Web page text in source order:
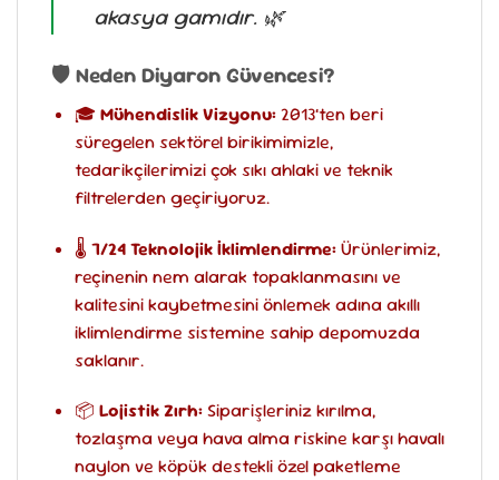
akasya gamıdır. 🌿
🛡️ Neden Diyaron Güvencesi?
🎓Mühendislik Vizyonu:2013’ten beri
süregelen sektörel birikimimizle,
tedarikçilerimizi çok sıkı ahlaki ve teknik
filtrelerden geçiriyoruz.
🌡️ 7/24 Teknolojik İklimlendirme:Ürünlerimiz,
reçinenin nem alarak topaklanmasını ve
kalitesini kaybetmesini önlemek adına akıllı
iklimlendirme sistemine sahip depomuzda
saklanır.
📦 Lojistik Zırh:Siparişleriniz kırılma,
tozlaşma veya hava alma riskine karşı havalı
naylon ve köpük destekli özel paketleme